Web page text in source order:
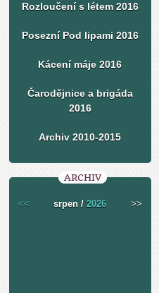
Rozloučení s létem 2016
Posezní Pod lipami 2016
Kácení máje 2016
Čarodějnice a brigáda
2016
Archiv 2010-2015
ARCHIV
<< srpen /2026 >>